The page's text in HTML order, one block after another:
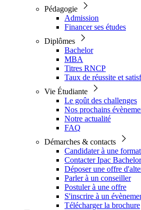
Pédagogie
Admission
Financer ses études
Diplômes
Bachelor
MBA
Titres RNCP
Taux de réussite et
Vie Étudiante
Le goût des challenges
Nos prochains
Notre actualité
FAQ
Démarches & contacts
Candidater à une
Contacter Ipac
Déposer une offre
Parler à un conseiller
Postuler à une offre
S'inscrire à un
Télécharger la brochure